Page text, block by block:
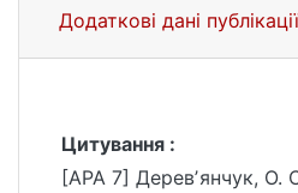
Додаткові дані публікації
Цитування :
[APA 7] Деревʼянчук, О.